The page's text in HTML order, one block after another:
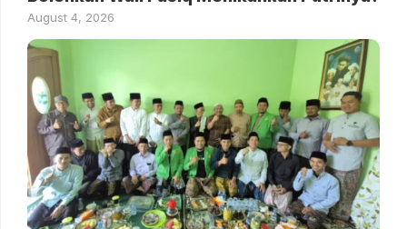
August 4, 2026